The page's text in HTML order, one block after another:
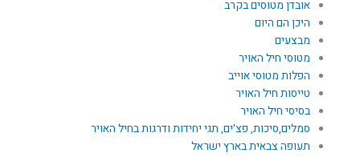
אובדן מטוסים בקרב
היכן הם היום
מבצעים
מטוסי חיל האויר
הפלות מטוסי אוייב
טייסות חיל האויר
בסיסי חיל האויר
סמלים,סיכות, פצ'ים, תגי יחידות ודרגות בחיל האויר
תעופה צבאית בארץ ישראל